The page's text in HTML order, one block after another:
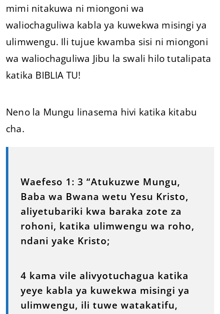
mimi nitakuwa ni miongoni wa
waliochaguliwa kabla ya kuwekwa misingi ya
ulimwengu. Ili tujue kwamba sisi ni miongoni
wa waliochaguliwa Jibu la swali hilo tutalipata
katika BIBLIA TU!
Neno la Mungu linasema hivi katika kitabu
cha.
Waefeso 1: 3 “Atukuzwe Mungu,
Baba wa Bwana wetu Yesu Kristo,
aliyetubariki kwa baraka zote za
rohoni, katika ulimwengu wa roho,
ndani yake Kristo;
4 kama vile alivyotuchagua katika
yeye kabla ya kuwekwa misingi ya
ulimwengu, ili tuwe watakatifu,